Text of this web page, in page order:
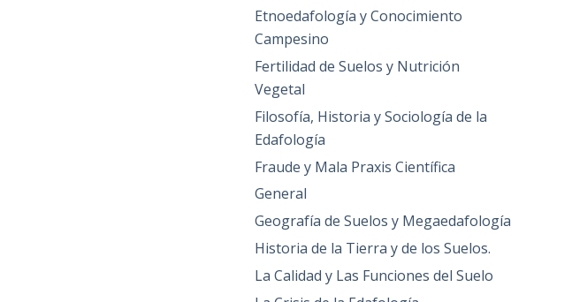
Etnoedafología y Conocimiento
Campesino
Fertilidad de Suelos y Nutrición
Vegetal
Filosofía, Historia y Sociología de la
Edafología
Fraude y Mala Praxis Científica
General
Geografía de Suelos y Megaedafología
Historia de la Tierra y de los Suelos.
La Calidad y Las Funciones del Suelo